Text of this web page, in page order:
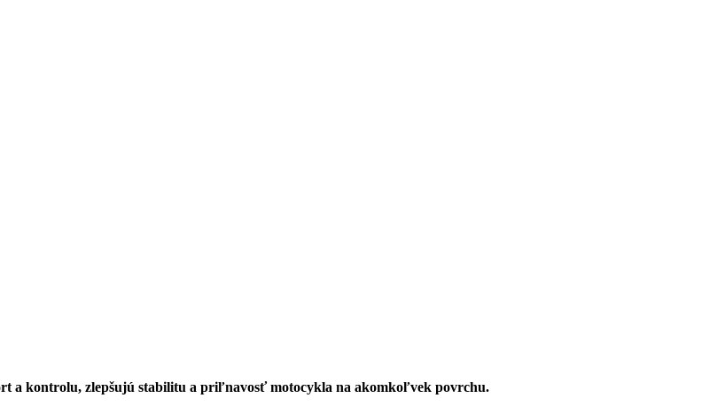
a kontrolu, zlepšujú stabilitu a priľnavosť motocykla na akomkoľvek povrchu.